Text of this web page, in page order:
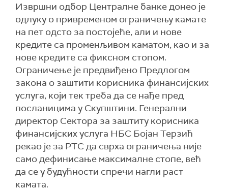
Извршни одбор Централне банке донео је
одлуку о привременом ограничењу камате
на пет одсто за постојеће, али и нове
кредите са променљивом каматом, као и за
нове кредите са фиксном стопом.
Ограничење је предвиђено Предлогом
закона о заштити корисника финансијских
услуга, који тек треба да се нађе пред
посланицима у Скупштини. Генерални
директор Сектора за заштиту корисника
финансијских услуга НБС Бојан Терзић
рекао је за РТС да сврха ограничења није
само дефинисање максималне стопе, већ
да се у будућности спречи нагли раст
камата.